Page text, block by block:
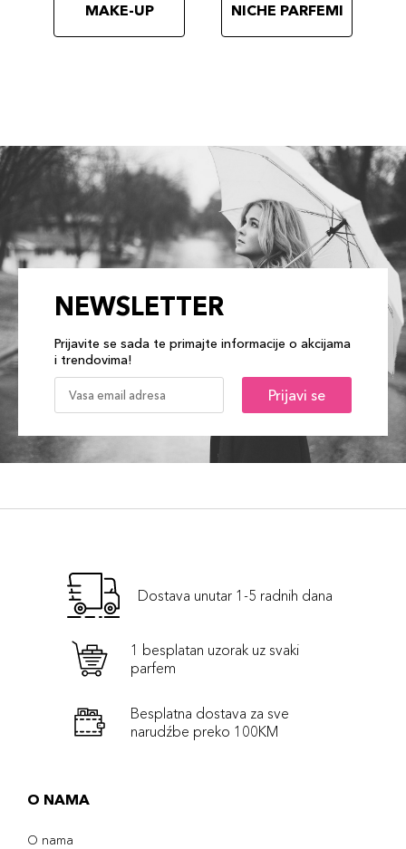
MAKE-UP NICHE PARFEMI
NEWSLETTER
Prijavite se sada te primajte informacije o akcijama
i trendovima!
Prijavi se
Dostava unutar 1-5 radnih dana
1 besplatan uzorak uz svaki
parfem
Besplatna dostava za sve
narudźbe preko 100KM
O NAMA
O nama